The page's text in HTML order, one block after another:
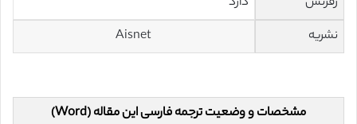
نشریه
Aisnet
مشخصات و وضعیت ترجمه فارسی این مقاله (Word)